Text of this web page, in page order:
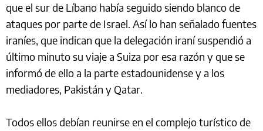
que el sur de Líbano había seguido siendo blanco de
ataques por parte de Israel. Así lo han señalado fuentes
iraníes, que indican que la delegación iraní suspendió a
último minuto su viaje a Suiza por esa razón y que se
informó de ello a la parte estadounidense y a los
mediadores, Pakistán y Qatar.
Todos ellos debían reunirse en el complejo turístico de